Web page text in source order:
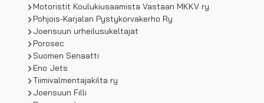
Motoristit Koulukiusaamista Vastaan MKKV ry.
Pohjois-Karjalan Pystykorvakerho Ry
Joensuun urheilusukeltajat
Porosec
Suomen Senaatti
Eno Jets
Tiimivalmentajakilta ry
Joensuun Filli